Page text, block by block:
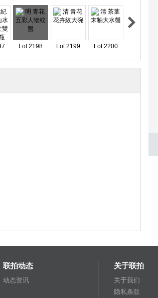
Lot 2198 Lot 2199 Lot 2200
联拍动态
动态资讯
关于联拍
关于我们
隐私条款